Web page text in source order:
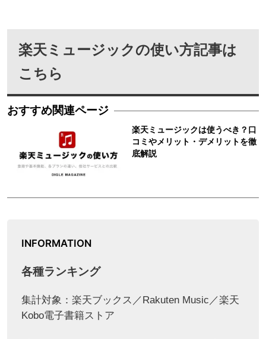
楽天ミュージックの使い方記事は
こちら
INFORMATION
各種ランキング
集計対象：楽天ブックス／Rakuten Music／楽天
Kobo電子書籍ストア